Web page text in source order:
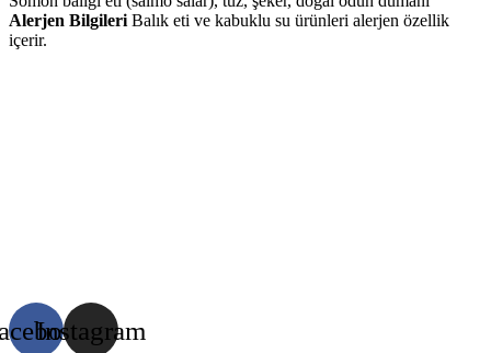
Alerjen Bilgileri Balık eti ve kabuklu su ürünleri alerjen özellik
içerir.
Instagram